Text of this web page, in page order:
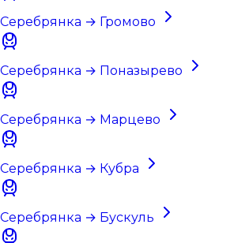
Серебрянка → Громово
Серебрянка → Поназырево
Серебрянка → Марцево
Серебрянка → Кубра
Серебрянка → Бускуль